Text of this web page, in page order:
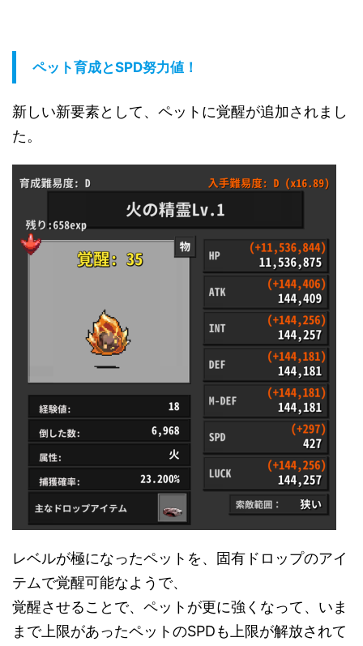
ペット育成とSPD努力値！
新しい新要素として、ペットに覚醒が追加されまし
た。
レベルが極になったペットを、固有ドロップのアイ
テムで覚醒可能なようで、
覚醒させることで、ペットが更に強くなって、いま
まで上限があったペットのSPDも上限が解放されて